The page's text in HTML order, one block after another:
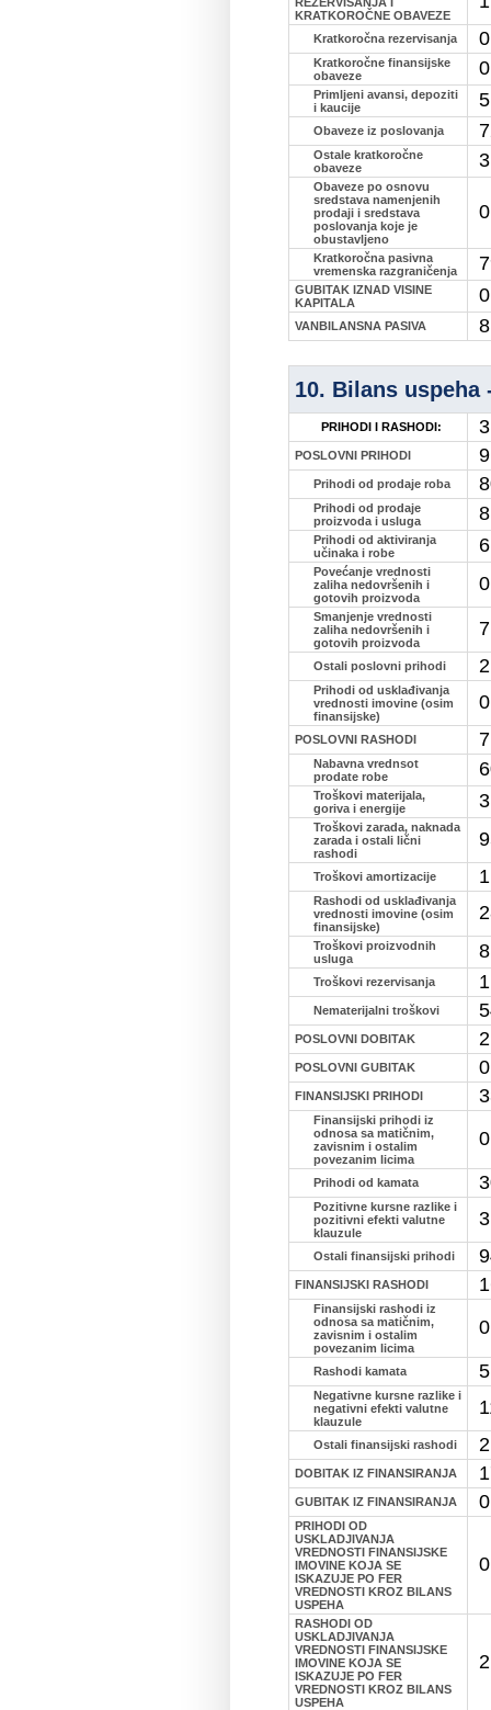
KRATKOROČNE OBAVEZE
Kratkoročna rezervisanja 0
Kratkoročne finansijske
obaveze
0
Primljeni avansi, depoziti
i kaucije
Obaveze iz poslovanja
Ostale kratkoročne
obaveze
Obaveze po osnovu
sredstava namenjenih
prodaji i sredstava
poslovanja koje je
obustavljeno
0
Kratkoročna pasivna
vremenska razgraničenja
GUBITAK IZNAD VISINE
KAPITALA
0
VANBILANSNA PASIVA
10. Bilans uspeha
PRIHODI I RASHODI:
POSLOVNI PRIHODI
Prihodi od prodaje roba
Prihodi od prodaje
proizvoda i usluga
Prihodi od aktiviranja
učinaka i robe
Povećanje vrednosti
zaliha nedovršenih i
gotovih proizvoda
0
Smanjenje vrednosti
zaliha nedovršenih i
gotovih proizvoda
Ostali poslovni prihodi
Prihodi od usklađivanja
vrednosti imovine (osim
finansijske)
0
POSLOVNI RASHODI
Nabavna vrednsot
prodate robe
Troškovi materijala,
goriva i energije
Troškovi zarada, naknada
zarada i ostali lični
rashodi
Troškovi amortizacije
Rashodi od usklađivanja
vrednosti imovine (osim
finansijske)
Troškovi proizvodnih
usluga
Troškovi rezervisanja
Nematerijalni troškovi
POSLOVNI DOBITAK
POSLOVNI GUBITAK 0
FINANSIJSKI PRIHODI
Finansijski prihodi iz
odnosa sa matičnim,
zavisnim i ostalim
povezanim licima
0
Prihodi od kamata
Pozitivne kursne razlike i
pozitivni efekti valutne
klauzule
Ostali finansijski prihodi
FINANSIJSKI RASHODI
Finansijski rashodi iz
odnosa sa matičnim,
zavisnim i ostalim
povezanim licima
0
Rashodi kamata
Negativne kursne razlike i
negativni efekti valutne
klauzule
Ostali finansijski rashodi 2
DOBITAK IZ FINANSIRANJA
GUBITAK IZ FINANSIRANJA 0
PRIHODI OD
USKLADJIVANJA
VREDNOSTI FINANSIJSKE
IMOVINE KOJA SE
ISKAZUJE PO FER
VREDNOSTI KROZ BILANS
USPEHA
0
RASHODI OD
USKLADJIVANJA
VREDNOSTI FINANSIJSKE
IMOVINE KOJA SE
ISKAZUJE PO FER
VREDNOSTI KROZ BILANS
USPEHA